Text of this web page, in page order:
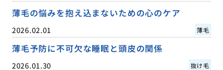
薄毛の悩みを抱え込まないための心のケア
2026.02.01 薄毛
薄毛予防に不可欠な睡眠と頭皮の関係
2026.01.30 抜け毛